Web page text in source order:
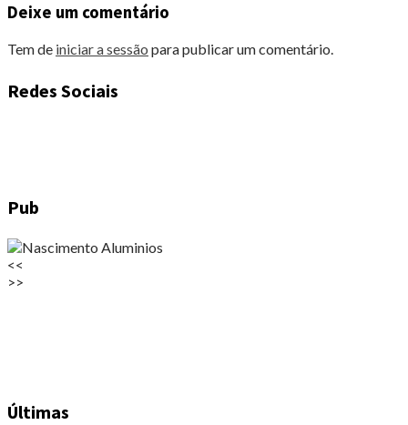
Deixe um comentário
Tem de iniciar a sessão para publicar um comentário.
Redes Sociais
Pub
<<
>>
Últimas